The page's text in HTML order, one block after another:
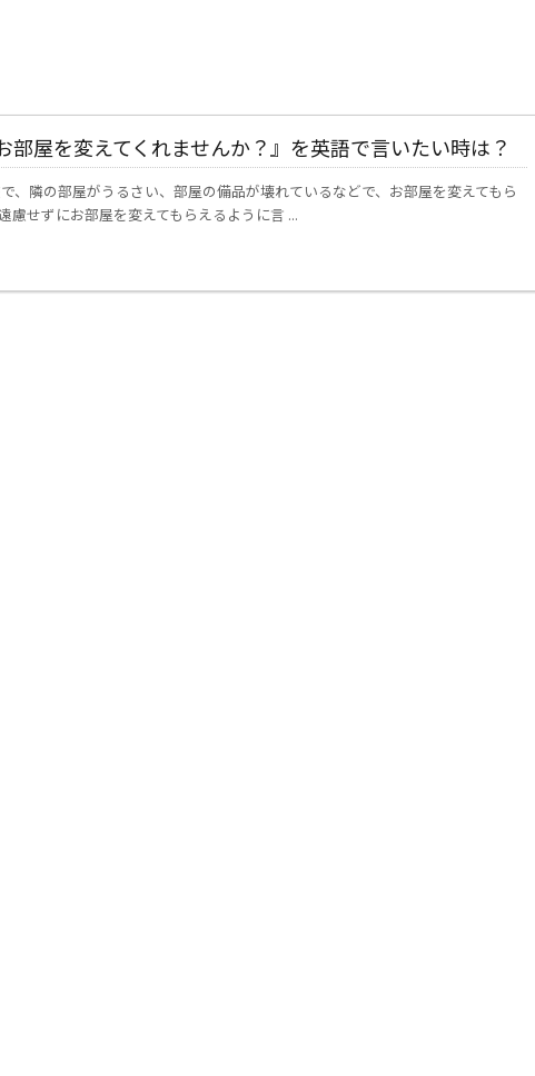
部屋を変えてくれませんか？』を英語で言いたい時は？
、隣の部屋がうるさい、部屋の備品が壊れているなどで、お部屋を変えてもら
慮せずにお部屋を変えてもらえるように言 ...